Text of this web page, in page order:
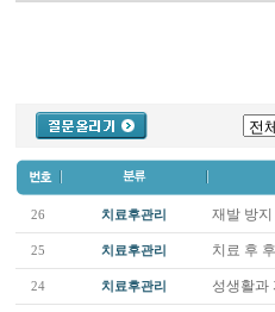
26 치료후관리 재발 방지
25 치료후관리 치료 후
24 치료후관리 성생활과